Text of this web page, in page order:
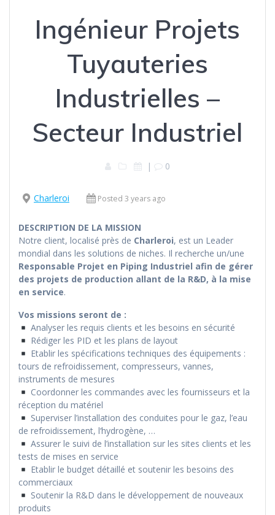
Ingénieur Projets
Tuyauteries
Industrielles –
Secteur Industriel
| 0
Charleroi Posted 3 years ago
DESCRIPTION DE LA MISSION
Notre client, localisé près de Charleroi, est un Leader
mondial dans les solutions de niches. Il recherche un/une
Responsable Projet en Piping Industriel afin de gérer
des projets de production allant de la R&D, à la mise
en service.
Vos missions seront de :
Analyser les requis clients et les besoins en sécurité
Rédiger les PID et les plans de layout
Etablir les spécifications techniques des équipements :
tours de refroidissement, compresseurs, vannes,
instruments de mesures
Coordonner les commandes avec les fournisseurs et la
réception du matériel
Superviser l’installation des conduites pour le gaz, l’eau
de refroidissement, l‘hydrogène, …
Assurer le suivi de l’installation sur les sites clients et les
tests de mises en service
Etablir le budget détaillé et soutenir les besoins des
commerciaux
Soutenir la R&D dans le développement de nouveaux
produits